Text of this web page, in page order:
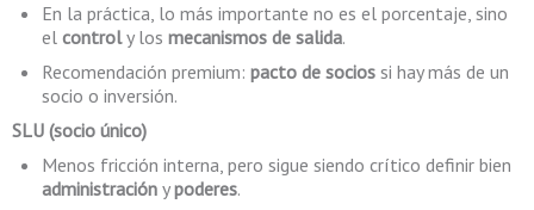
En la práctica, lo más importante no es el porcentaje, sino
el controly los mecanismos de salida.
Recomendación premium: pacto de socios si hay más de un
socio o inversión.
SLU (socio único)
Menos fricción interna, pero sigue siendo crítico definir bien
administración ypoderes.